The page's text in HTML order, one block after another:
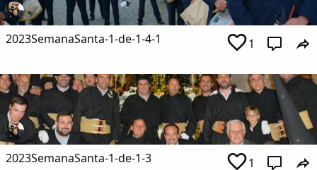
2023SemanaSanta-1-de-1-4-1 1
2023SemanaSanta-1-de-1-3 1